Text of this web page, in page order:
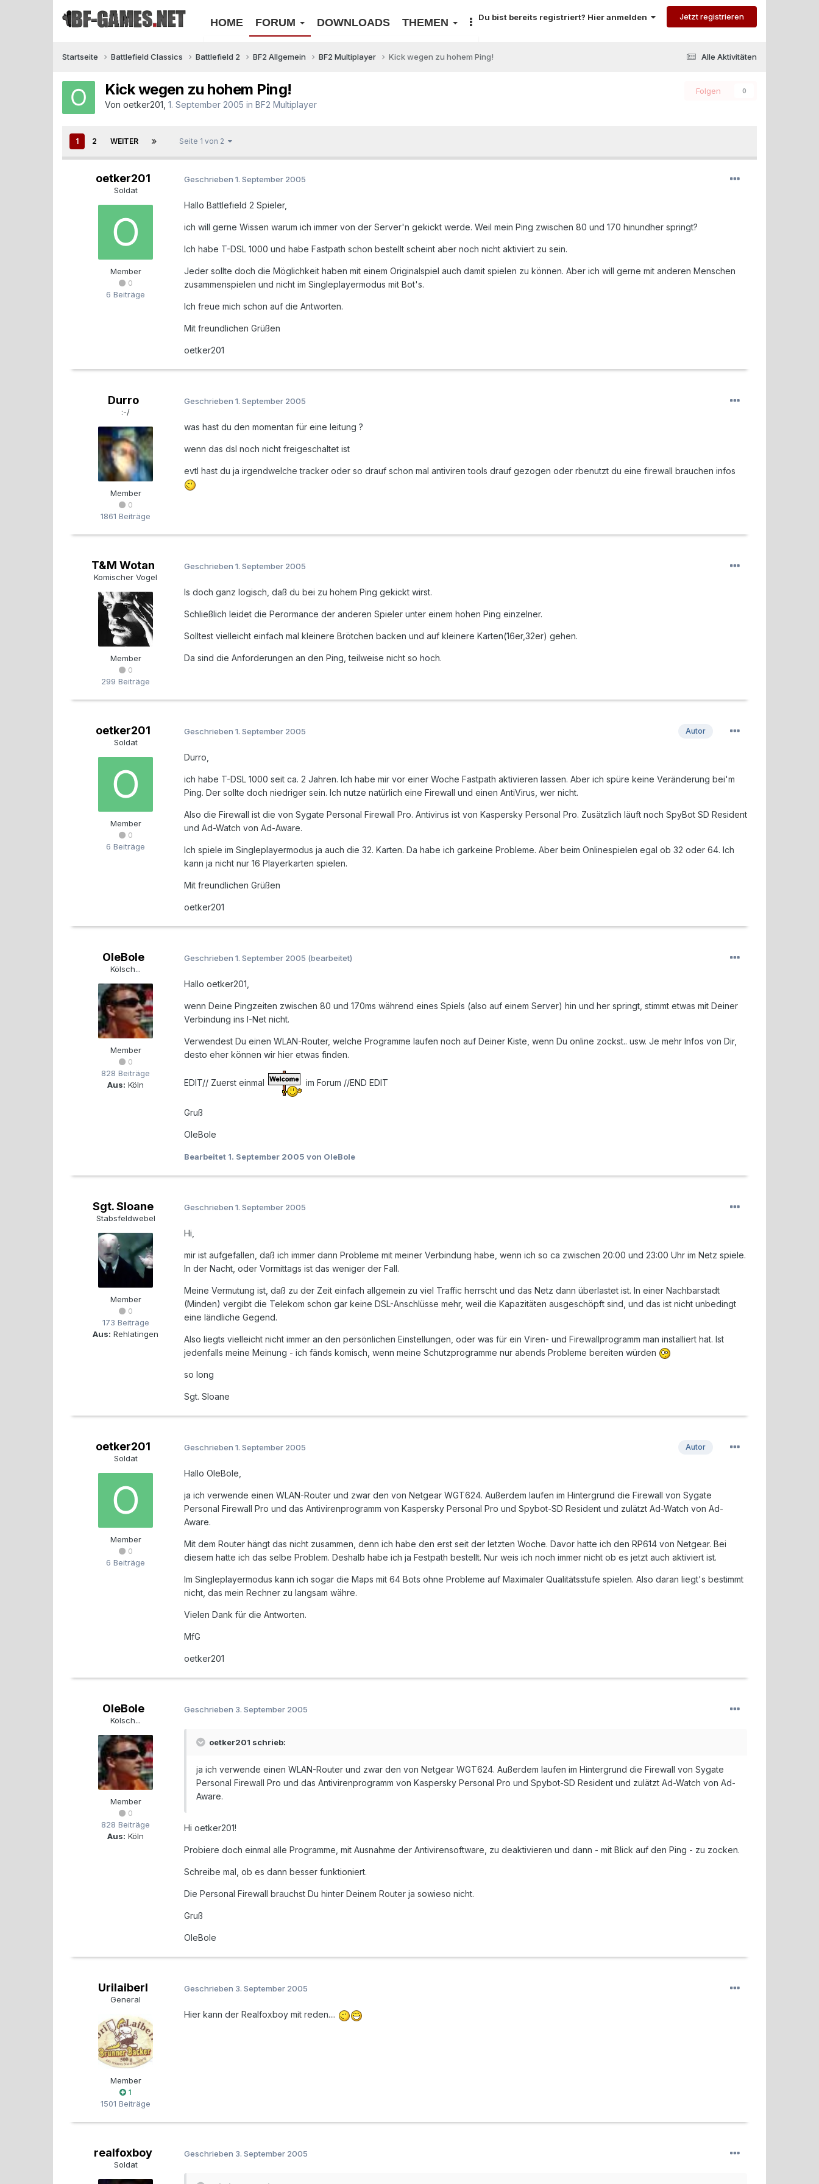
HOME FORUM DOWNLOADS THEMEN Du bist bereits registriert? Hier anmelden Jetzt registrieren
Alle Aktivitäten
Startseite Battlefield Classics Battlefield 2 BF2 Allgemein BF2 Multiplayer Kick wegen zu hohem Ping!
Folgen 0
Kick wegen zu hohem Ping!
Von oetker201 1. September 2005 in BF2 Multiplayer
1 2 WEITER Seite 1 von 2
oetker201
Soldat
Member
0
6 Beiträge
Geschrieben 1. September 2005
Hallo Battlefield 2 Spieler,
ich will gerne Wissen warum ich immer von der Server'n gekickt werde. Weil mein Ping zwischen 80 und 170 hinundher springt?
Ich habe T-DSL 1000 und habe Fastpath schon bestellt scheint aber noch nicht aktiviert zu sein.
Jeder sollte doch die Möglichkeit haben mit einem Originalspiel auch damit spielen zu können. Aber ich will gerne mit anderen Menschen
zusammenspielen und nicht im Singleplayermodus mit Bot's.
Ich freue mich schon auf die Antworten.
Mit freundlichen Grüßen
oetker201
Durro
:-/
Member
0
1861 Beiträge
Geschrieben 1. September 2005
was hast du den momentan für eine leitung ?
wenn das dsl noch nicht freigeschaltet ist
evtl hast du ja irgendwelche tracker oder so drauf schon mal antiviren tools drauf gezogen oder rbenutzt du eine firewall brauchen infos
T&M Wotan
Komischer Vogel
Member
0
299 Beiträge
Geschrieben 1. September 2005
Is doch ganz logisch, daß du bei zu hohem Ping gekickt wirst.
Schließlich leidet die Perormance der anderen Spieler unter einem hohen Ping einzelner.
Solltest vielleicht einfach mal kleinere Brötchen backen und auf kleinere Karten(16er,32er) gehen.
Da sind die Anforderungen an den Ping, teilweise nicht so hoch.
oetker201
Soldat
Member
0
6 Beiträge
Autor
Geschrieben 1. September 2005
Durro,
ich habe T-DSL 1000 seit ca. 2 Jahren. Ich habe mir vor einer Woche Fastpath aktivieren lassen. Aber ich spüre keine Veränderung bei'm
Ping. Der sollte doch niedriger sein. Ich nutze natürlich eine Firewall und einen AntiVirus, wer nicht.
Also die Firewall ist die von Sygate Personal Firewall Pro. Antivirus ist von Kaspersky Personal Pro. Zusätzlich läuft noch SpyBot SD Resident
und Ad-Watch von Ad-Aware.
Ich spiele im Singleplayermodus ja auch die 32. Karten. Da habe ich garkeine Probleme. Aber beim Onlinespielen egal ob 32 oder 64. Ich
kann ja nicht nur 16 Playerkarten spielen.
Mit freundlichen Grüßen
oetker201
OleBole
Kölsch...
Member
0
828 Beiträge
Aus: Köln
Geschrieben 1. September 2005 (bearbeitet)
Hallo oetker201,
wenn Deine Pingzeiten zwischen 80 und 170ms während eines Spiels (also auf einem Server) hin und her springt, stimmt etwas mit Deiner
Verbindung ins I-Net nicht.
Verwendest Du einen WLAN-Router, welche Programme laufen noch auf Deiner Kiste, wenn Du online zockst.. usw. Je mehr Infos von Dir,
desto eher können wir hier etwas finden.
EDIT// Zuerst einmal im Forum //END EDIT
Gruß
OleBole
Bearbeitet 1. September 2005 von OleBole
Sgt. Sloane
Stabsfeldwebel
Member
0
173 Beiträge
Aus: Rehlatingen
Geschrieben 1. September 2005
Hi,
mir ist aufgefallen, daß ich immer dann Probleme mit meiner Verbindung habe, wenn ich so ca zwischen 20:00 und 23:00 Uhr im Netz spiele.
In der Nacht, oder Vormittags ist das weniger der Fall.
Meine Vermutung ist, daß zu der Zeit einfach allgemein zu viel Traffic herrscht und das Netz dann überlastet ist. In einer Nachbarstadt
(Minden) vergibt die Telekom schon gar keine DSL-Anschlüsse mehr, weil die Kapazitäten ausgeschöpft sind, und das ist nicht unbedingt
eine ländliche Gegend.
Also liegts vielleicht nicht immer an den persönlichen Einstellungen, oder was für ein Viren- und Firewallprogramm man installiert hat. Ist
jedenfalls meine Meinung - ich fänds komisch, wenn meine Schutzprogramme nur abends Probleme bereiten würden
so long
Sgt. Sloane
oetker201
Soldat
Member
0
6 Beiträge
Autor
Geschrieben 1. September 2005
Hallo OleBole,
ja ich verwende einen WLAN-Router und zwar den von Netgear WGT624. Außerdem laufen im Hintergrund die Firewall von Sygate
Personal Firewall Pro und das Antivirenprogramm von Kaspersky Personal Pro und Spybot-SD Resident und zulätzt Ad-Watch von Ad-
Aware.
Mit dem Router hängt das nicht zusammen, denn ich habe den erst seit der letzten Woche. Davor hatte ich den RP614 von Netgear. Bei
diesem hatte ich das selbe Problem. Deshalb habe ich ja Festpath bestellt. Nur weis ich noch immer nicht ob es jetzt auch aktiviert ist.
Im Singleplayermodus kann ich sogar die Maps mit 64 Bots ohne Probleme auf Maximaler Qualitätsstufe spielen. Also daran liegt's bestimmt
nicht, das mein Rechner zu langsam währe.
Vielen Dank für die Antworten.
MfG
oetker201
OleBole
Kölsch...
Member
0
828 Beiträge
Aus: Köln
Geschrieben 3. September 2005
oetker201 schrieb:
ja ich verwende einen WLAN-Router und zwar den von Netgear WGT624. Außerdem laufen im Hintergrund die Firewall von Sygate
Personal Firewall Pro und das Antivirenprogramm von Kaspersky Personal Pro und Spybot-SD Resident und zulätzt Ad-Watch von Ad-
Aware.
Hi oetker201!
Probiere doch einmal alle Programme, mit Ausnahme der Antivirensoftware, zu deaktivieren und dann - mit Blick auf den Ping - zu zocken.
Schreibe mal, ob es dann besser funktioniert.
Die Personal Firewall brauchst Du hinter Deinem Router ja sowieso nicht.
Gruß
OleBole
Urilaiberl
General
Member
1
1501 Beiträge
Geschrieben 3. September 2005
Hier kann der Realfoxboy mit reden....
realfoxboy
Soldat
Geschrieben 3. September 2005